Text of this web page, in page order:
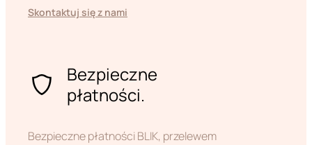
Skontaktuj się z nami
Bezpieczne
płatności.
Bezpieczne płatności BLIK, przelewem